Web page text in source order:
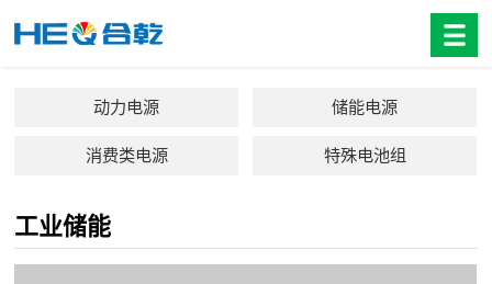
动力电源 储能电源
消费类电源 特殊电池组
工业储能